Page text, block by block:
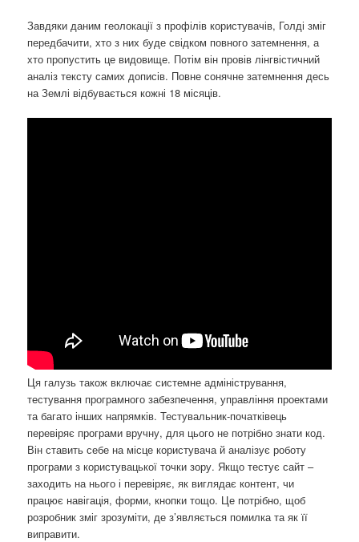
Завдяки даним геолокації з профілів користувачів, Голді зміг
передбачити, хто з них буде свідком повного затемнення, а
хто пропустить це видовище. Потім він провів лінгвістичний
аналіз тексту самих дописів. Повне сонячне затемнення десь
на Землі відбувається кожні 18 місяців.
Ця галузь також включає системне адміністрування,
тестування програмного забезпечення, управління проектами
та багато інших напрямків. Тестувальник-початківець
перевіряє програми вручну, для цього не потрібно знати код.
Він ставить себе на місце користувача й аналізує роботу
програми з користувацької точки зору. Якщо тестує сайт –
заходить на нього і перевіряє, як виглядає контент, чи
працює навігація, форми, кнопки тощо. Це потрібно, щоб
розробник зміг зрозуміти, де з’являється помилка та як її
виправити.